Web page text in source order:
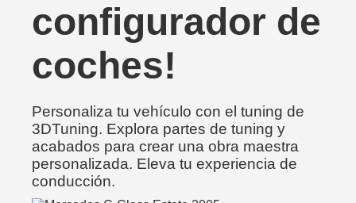
configurador de
coches!
Personaliza tu vehículo con el tuning de
3DTuning. Explora partes de tuning y
acabados para crear una obra maestra
personalizada. Eleva tu experiencia de
conducción.